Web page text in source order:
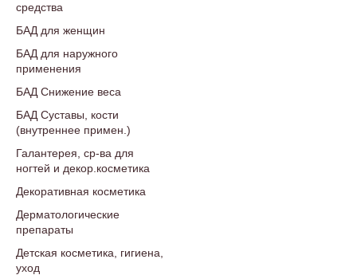
средства
БАД для женщин
БАД для наружного
применения
БАД Снижение веса
БАД Суставы, кости
(внутреннее примен.)
Галантерея, ср-ва для
ногтей и декор.косметика
Декоративная косметика
Дерматологические
препараты
Детская косметика, гигиена,
уход